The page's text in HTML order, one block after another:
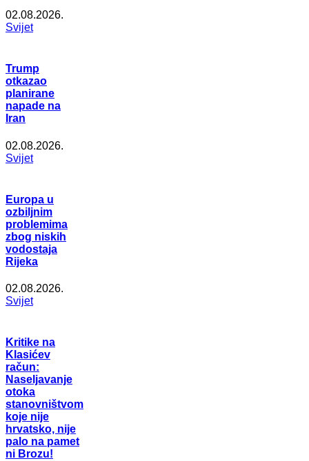
02.08.2026.
Svijet
Trump
otkazao
planirane
napade na
Iran
02.08.2026.
Svijet
Europa u
ozbiljnim
problemima
zbog niskih
vodostaja
Rijeka
02.08.2026.
Svijet
Kritike na
Klasićev
račun:
Naseljavanje
otoka
stanovništvom
koje nije
hrvatsko, nije
palo na pamet
ni Brozu!